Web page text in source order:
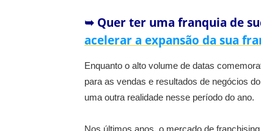
➥ Quer ter uma franquia de
acelerar a expansão da sua
Enquanto o alto volume de datas
para as vendas e resultados de negócios
uma outra realidade nesse período do ano.
Nos últimos anos, o mercado de